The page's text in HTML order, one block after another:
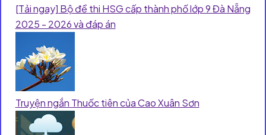
[Tải ngay] Bộ đề thi HSG cấp thành phố lớp 9 Đà Nẵng
2025 - 2026 và đáp án
Truyện ngắn Thuốc tiên của Cao Xuân Sơn